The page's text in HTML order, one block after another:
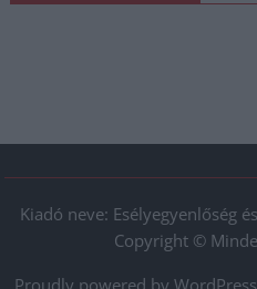
Kiadó neve: Esélyegyenlőség
Copyright ©
Proudly powered by WordPress